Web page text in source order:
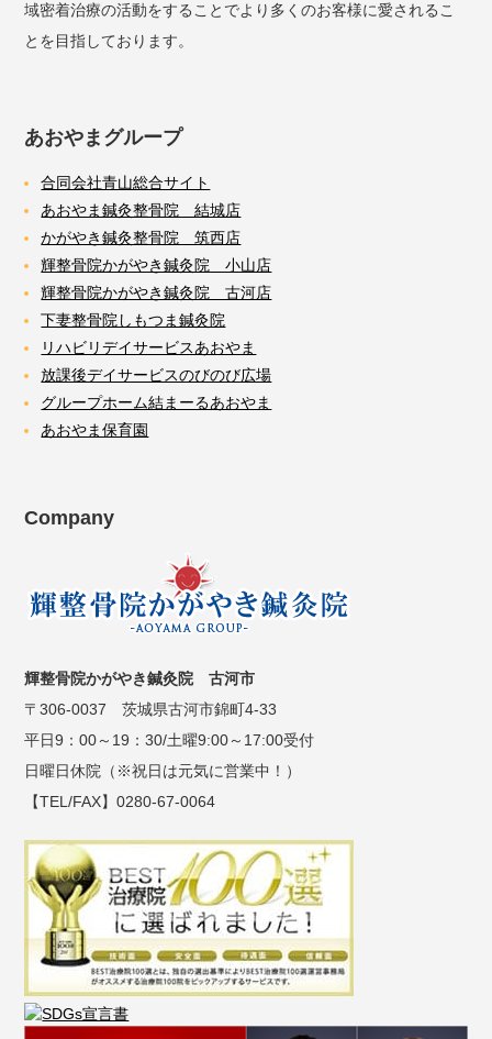
域密着治療の活動をすることでより多くのお客様に愛されるこ
とを目指しております。
あおやまグループ
合同会社青山総合サイト
あおやま鍼灸整骨院 結城店
かがやき鍼灸整骨院 筑西店
輝整骨院かがやき鍼灸院 小山店
輝整骨院かがやき鍼灸院 古河店
下妻整骨院しもつま鍼灸院
リハビリデイサービスあおやま
放課後デイサービスのびのび広場
グループホーム結まーるあおやま
あおやま保育園
Company
輝整骨院かがやき鍼灸院 古河市
〒306-0037 茨城県古河市錦町4-33
平日9：00～19：30/土曜9:00～17:00受付
日曜日休院（※祝日は元気に営業中！）
【TEL/FAX】0280-67-0064